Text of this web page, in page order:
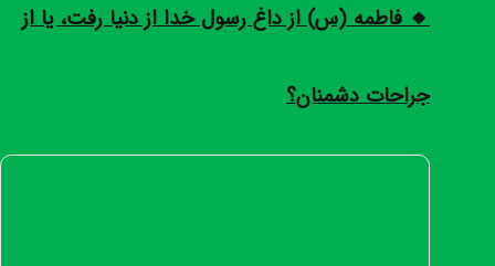
🔸 فاطمه (س) از داغ رسول خدا از دنیا رفت، یا از
جراحات دشمنان؟